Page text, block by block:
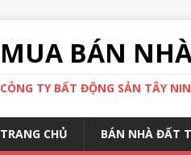
MUA BÁN
CÔNG TY BẤT ĐỘNG SẢN TÂY
TRANG CHỦ BÁN NHÀ ĐẤT